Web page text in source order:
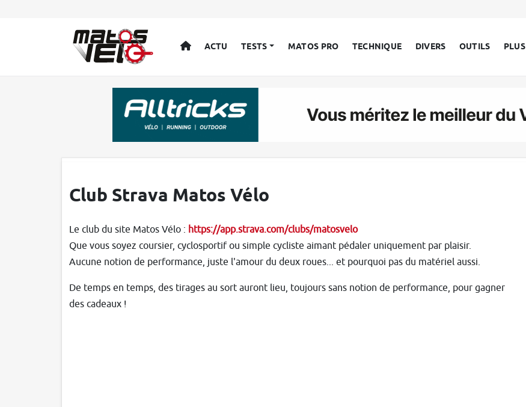
ACCUEIL
ACTU TESTS MATOS PRO TECHNIQUE DIVERS OUTILS PLUS
Club Strava Matos Vélo
Le club du site Matos Vélo : https://app.strava.com/clubs/matosvelo
Que vous soyez coursier, cyclosportif ou simple cycliste aimant pédaler uniquement par plaisir.
Aucune notion de performance, juste l'amour du deux roues... et pourquoi pas du matériel aussi.
De temps en temps, des tirages au sort auront lieu, toujours sans notion de performance, pour gagner
des cadeaux !